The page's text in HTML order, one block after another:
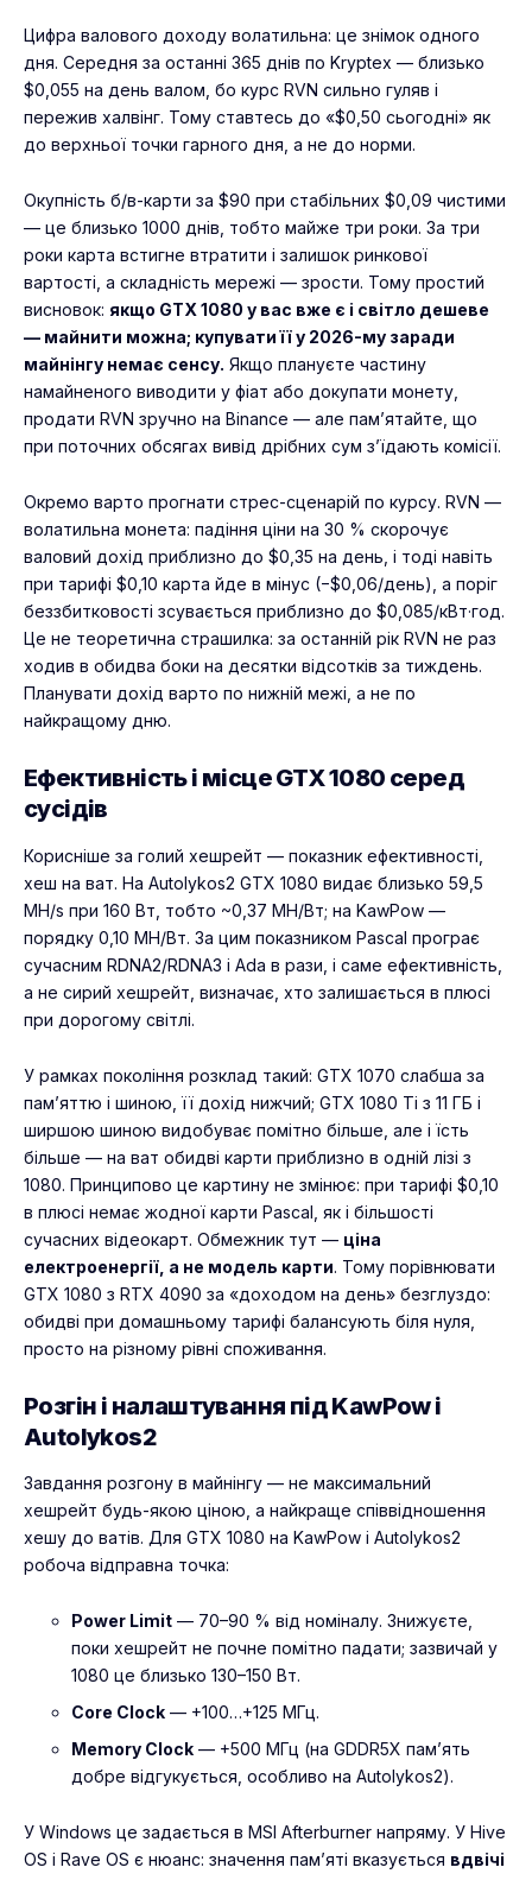
Цифра валового доходу волатильна: це знімок одного
дня. Середня за останні 365 днів по Kryptex — близько
$0,055 на день валом, бо курс RVN сильно гуляв і
пережив халвінг. Тому ставтесь до «$0,50 сьогодні» як
до верхньої точки гарного дня, а не до норми.
Окупність б/в-карти за $90 при стабільних $0,09 чистими
— це близько 1000 днів, тобто майже три роки. За три
роки карта встигне втратити і залишок ринкової
вартості, а складність мережі — зрости. Тому простий
висновок: якщо GTX 1080 у вас вже є і світло дешеве
— майнити можна; купувати її у 2026-му заради
майнінгу немає сенсу. Якщо плануєте частину
намайненого виводити у фіат або докупати монету,
продати RVN зручно на Binance — але пам’ятайте, що
при поточних обсягах вивід дрібних сум з’їдають комісії.
Окремо варто прогнати стрес-сценарій по курсу. RVN —
волатильна монета: падіння ціни на 30 % скорочує
валовий дохід приблизно до $0,35 на день, і тоді навіть
при тарифі $0,10 карта йде в мінус (−$0,06/день), а поріг
беззбитковості зсувається приблизно до $0,085/кВт·год.
Це не теоретична страшилка: за останній рік RVN не раз
ходив в обидва боки на десятки відсотків за тиждень.
Планувати дохід варто по нижній межі, а не по
найкращому дню.
Ефективність і місце GTX 1080 серед
сусідів
Корисніше за голий хешрейт — показник ефективності,
хеш на ват. На Autolykos2 GTX 1080 видає близько 59,5
MH/s при 160 Вт, тобто ~0,37 MH/Вт; на KawPow —
порядку 0,10 MH/Вт. За цим показником Pascal програє
сучасним RDNA2/RDNA3 і Ada в рази, і саме ефективність,
а не сирий хешрейт, визначає, хто залишається в плюсі
при дорогому світлі.
У рамках покоління розклад такий: GTX 1070 слабша за
пам’яттю і шиною, її дохід нижчий; GTX 1080 Ti з 11 ГБ і
ширшою шиною видобуває помітно більше, але і їсть
більше — на ват обидві карти приблизно в одній лізі з
1080. Принципово це картину не змінює: при тарифі $0,10
в плюсі немає жодної карти Pascal, як і більшості
сучасних відеокарт. Обмежник тут — ціна
електроенергії, а не модель карти. Тому порівнювати
GTX 1080 з RTX 4090 за «доходом на день» безглуздо:
обидві при домашньому тарифі балансують біля нуля,
просто на різному рівні споживання.
Розгін і налаштування під KawPow і
Autolykos2
Завдання розгону в майнінгу — не максимальний
хешрейт будь-якою ціною, а найкраще співвідношення
хешу до ватів. Для GTX 1080 на KawPow і Autolykos2
робоча відправна точка:
Power Limit — 70–90 % від номіналу. Знижуєте,
поки хешрейт не почне помітно падати; зазвичай у
1080 це близько 130–150 Вт.
Core Clock — +100…+125 МГц.
Memory Clock — +500 МГц (на GDDR5X пам’ять
добре відгукується, особливо на Autolykos2).
У Windows це задається в MSI Afterburner напряму. У Hive
OS і Rave OS є нюанс: значення пам’яті вказується вдвічі